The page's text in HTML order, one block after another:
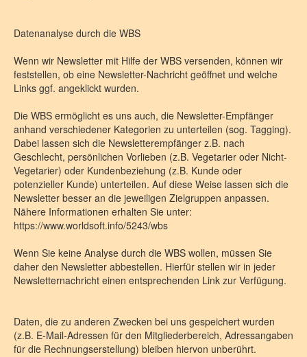
Datenanalyse durch die WBS
Wenn wir Newsletter mit Hilfe der WBS versenden, können wir
feststellen, ob eine Newsletter-Nachricht geöffnet und welche
Links ggf. angeklickt wurden.
Die WBS ermöglicht es uns auch, die Newsletter-Empfänger
anhand verschiedener Kategorien zu unterteilen (sog. Tagging).
Dabei lassen sich die Newsletterempfänger z.B. nach
Geschlecht, persönlichen Vorlieben (z.B. Vegetarier oder Nicht-
Vegetarier) oder Kundenbeziehung (z.B. Kunde oder
potenzieller Kunde) unterteilen. Auf diese Weise lassen sich die
Newsletter besser an die jeweiligen Zielgruppen anpassen.
Nähere Informationen erhalten Sie unter:
https://www.worldsoft.info/5243/wbs
Wenn Sie keine Analyse durch die WBS wollen, müssen Sie
daher den Newsletter abbestellen. Hierfür stellen wir in jeder
Newsletternachricht einen entsprechenden Link zur Verfügung.
Daten, die zu anderen Zwecken bei uns gespeichert wurden
(z.B. E-Mail-Adressen für den Mitgliederbereich, Adressangaben
für die Rechnungserstellung) bleiben hiervon unberührt.